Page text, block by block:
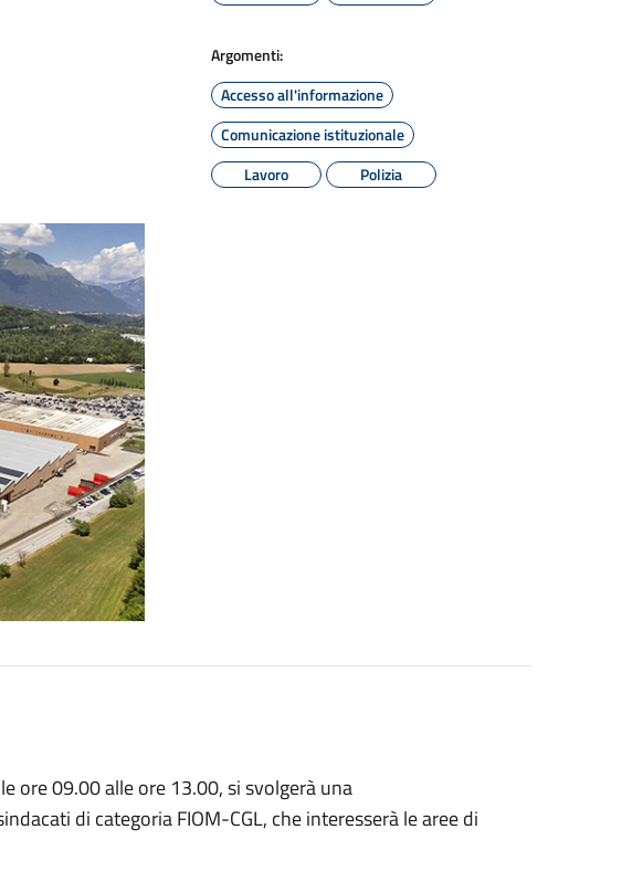
Argomenti:
Accesso all'informazione
Comunicazione istituzionale
Lavoro
Polizia
ore 09.00 alle ore 13.00, si svolgerà una
di categoria FIOM-CGL, che interesserà le aree di